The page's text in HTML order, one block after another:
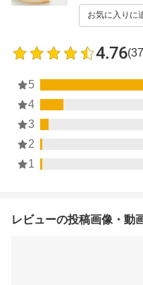
られる
お気に入りに
4.76
5
4
3
2
1
レビューの投稿画像・動